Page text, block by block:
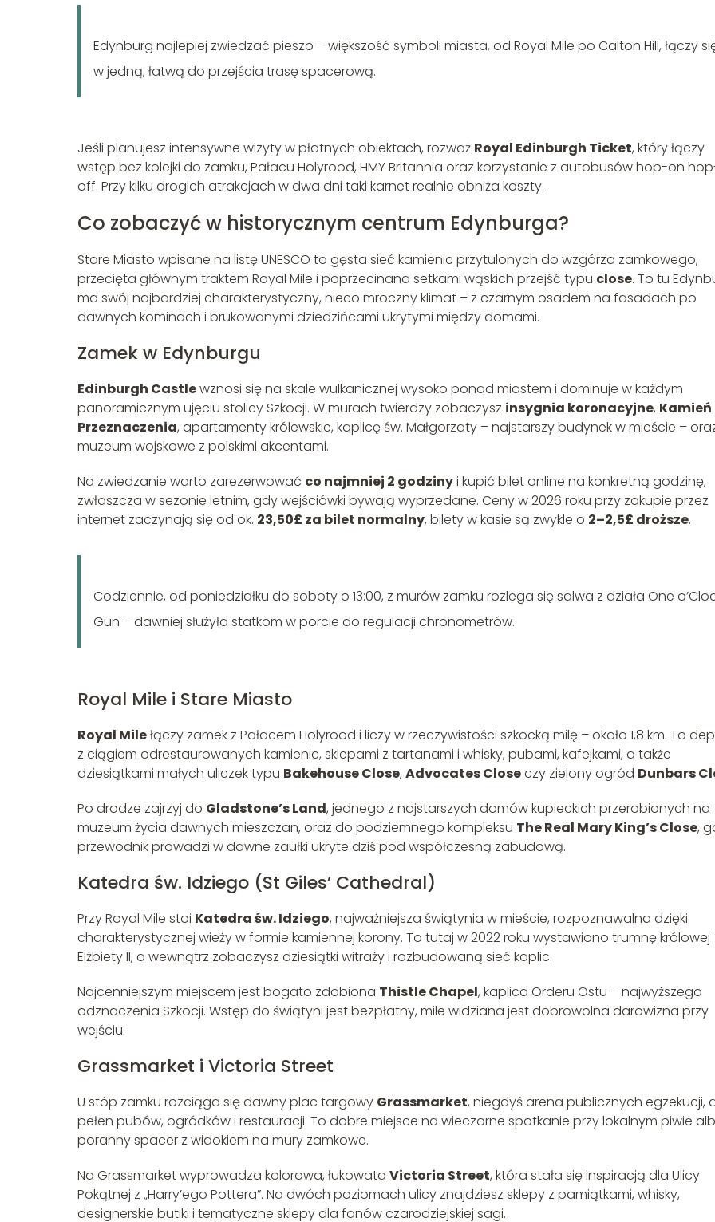
Edynburg najlepiej zwiedzać pieszo – większość symboli miasta, od Royal Mile po Calton Hill, łączy
w jedną, łatwą do przejścia trasę spacerową.
Jeśli planujesz intensywne wizyty w płatnych obiektach, rozważ Royal Edinburgh Ticket, który łączy
wstęp bez kolejki do zamku, Pałacu Holyrood, HMY Britannia oraz korzystanie z autobusów hop-on
off. Przy kilku drogich atrakcjach w dwa dni taki karnet realnie obniża koszty.
Co zobaczyć w historycznym centrum Edynburga?
Stare Miasto wpisane na listę UNESCO to gęsta sieć kamienic przytulonych do wzgórza zamkowego,
przecięta głównym traktem Royal Mile i poprzecinana setkami wąskich przejść typu close. To tu
ma swój najbardziej charakterystyczny, nieco mroczny klimat – z czarnym osadem na fasadach po
dawnych kominach i brukowanymi dziedzińcami ukrytymi między domami.
Zamek w Edynburgu
Edinburgh Castlewznosi się na skale wulkanicznej wysoko ponad miastem i dominuje w każdym
panoramicznym ujęciu stolicy Szkocji. W murach twierdzy zobaczysz insygnia koronacyjne, Kamień
Przeznaczenia, apartamenty królewskie, kaplicę św. Małgorzaty – najstarszy budynek w mieście –
muzeum wojskowe z polskimi akcentami.
Na zwiedzanie warto zarezerwować co najmniej 2 godzinyi kupić bilet online na konkretną godzinę,
zwłaszcza w sezonie letnim, gdy wejściówki bywają wyprzedane. Ceny w 2026 roku przy zakupie przez
internet zaczynają się od ok. 23,50£ za bilet normalny, bilety w kasie są zwykle o 2–2,5£ droższe.
Codziennie, od poniedziałku do soboty o 13:00, z murów zamku rozlega się salwa z działa One
Gun – dawniej służyła statkom w porcie do regulacji chronometrów.
Royal Mile i Stare Miasto
Royal Milełączy zamek z Pałacem Holyrood i liczy w rzeczywistości szkocką milę – około 1,8 km. To
z ciągiem odrestaurowanych kamienic, sklepami z tartanami i whisky, pubami, kafejkami, a także
dziesiątkami małych uliczek typu Bakehouse Close, Advocates Closeczy zielony ogród Dunbars
Po drodze zajrzyj do Gladstone’s Land, jednego z najstarszych domów kupieckich przerobionych na
muzeum życia dawnych mieszczan, oraz do podziemnego kompleksu The Real Mary King’s Close,
przewodnik prowadzi w dawne zaułki ukryte dziś pod współczesną zabudową.
Katedra św. Idziego (St Giles’ Cathedral)
Przy Royal Mile stoi Katedra św. Idziego, najważniejsza świątynia w mieście, rozpoznawalna dzięki
charakterystycznej wieży w formie kamiennej korony. To tutaj w 2022 roku wystawiono trumnę królowej
Elżbiety II, a wewnątrz zobaczysz dziesiątki witraży i rozbudowaną sieć kaplic.
Najcenniejszym miejscem jest bogato zdobiona Thistle Chapel, kaplica Orderu Ostu – najwyższego
odznaczenia Szkocji. Wstęp do świątyni jest bezpłatny, mile widziana jest dobrowolna darowizna przy
wejściu.
Grassmarket i Victoria Street
U stóp zamku rozciąga się dawny plac targowy Grassmarket, niegdyś arena publicznych egzekucji,
pełen pubów, ogródków i restauracji. To dobre miejsce na wieczorne spotkanie przy lokalnym piwie
poranny spacer z widokiem na mury zamkowe.
Na Grassmarket wyprowadza kolorowa, łukowata Victoria Street, która stała się inspiracją dla Ulicy
Pokątnej z „Harry’ego Pottera”. Na dwóch poziomach ulicy znajdziesz sklepy z pamiątkami, whisky,
designerskie butiki i tematyczne sklepy dla fanów czarodziejskiej sagi.